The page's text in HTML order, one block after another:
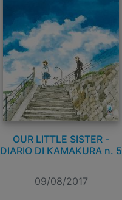
OUR LITTLE SISTER -
DIARIO DI KAMAKURA n. 5
09/08/2017